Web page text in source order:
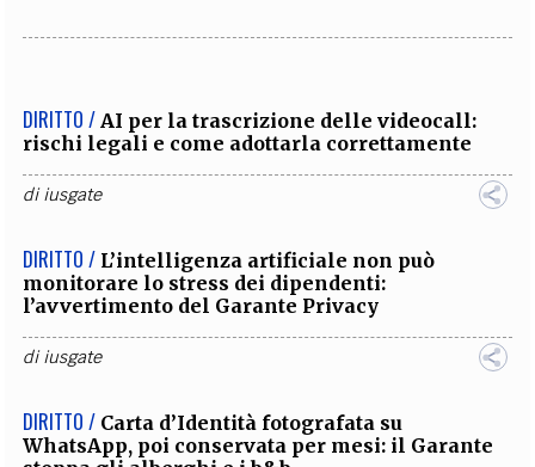
DIRITTO / AI per la trascrizione delle videocall:
rischi legali e come adottarla correttamente
di iusgate
DIRITTO / L’intelligenza artificiale non può
monitorare lo stress dei dipendenti:
l’avvertimento del Garante Privacy
di iusgate
DIRITTO / Carta d’Identità fotografata su
WhatsApp, poi conservata per mesi: il Garante